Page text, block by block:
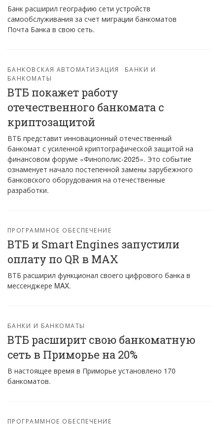
Банк расширил географию сети устройств
самообслуживания за счет миграции банкоматов
Почта Банка в свою сеть.
БАНКОВСКАЯ АВТОМАТИЗАЦИЯ
БАНКИ И
БАНКОМАТЫ
ВТБ покажет работу
отечественного банкомата с
криптозащитой
ВТБ представит инновационный отечественный
банкомат с усиленной криптографической защитой на
финансовом форуме «Финополис-2025». Это событие
ознаменует начало постепенной замены зарубежного
банковского оборудования на отечественные
разработки.
ПРОГРАММНОЕ ОБЕСПЕЧЕНИЕ
ВТБ и Smart Engines запустили
оплату по QR в MAX
ВТБ расширил функционал своего цифрового банка в
мессенджере MAX.
БАНКИ И БАНКОМАТЫ
ВТБ расширит свою банкоматную
сеть в Приморье на 20%
В настоящее время в Приморье установлено 170
банкоматов.
ПРОГРАММНОЕ ОБЕСПЕЧЕНИЕ